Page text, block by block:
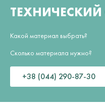
ТЕХНИЧЕСКИЙ
Какой материал выбрать?
Сколько материала нужно?
+38 (044) 290-87-30